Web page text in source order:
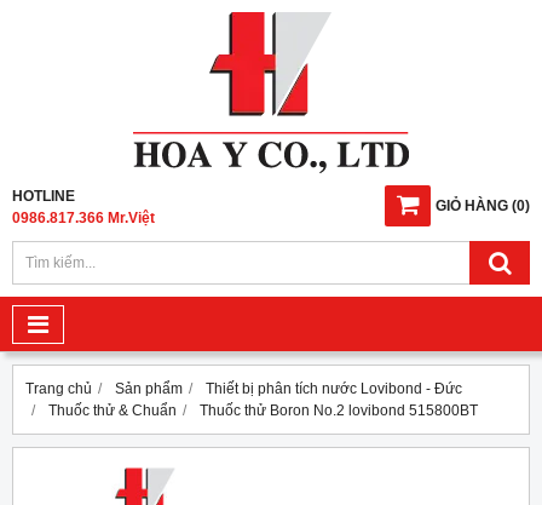
GIỎ HÀNG (0)
HOTLINE
0986.817.366 Mr.Việt
Trang chủ Sản phẩm
Thiết bị phân tích nước Lovibond - Đức
Thuốc thử & Chuẩn
Thuốc thử Boron No.2 lovibond 515800BT